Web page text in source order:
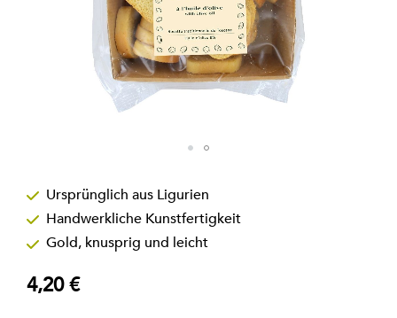
Anfang
der
Bildgalerie
springen
Ursprünglich aus Ligurien
Handwerkliche Kunstfertigkeit
Gold, knusprig und leicht
4,20 €